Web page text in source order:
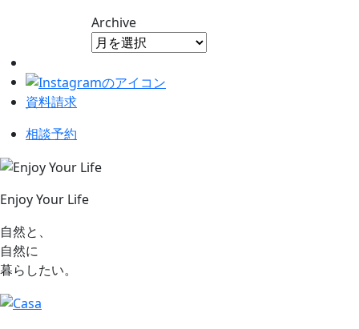
Archive
資料請求
相談予約
Enjoy Your Life
自然と、
自然に
暮らしたい。